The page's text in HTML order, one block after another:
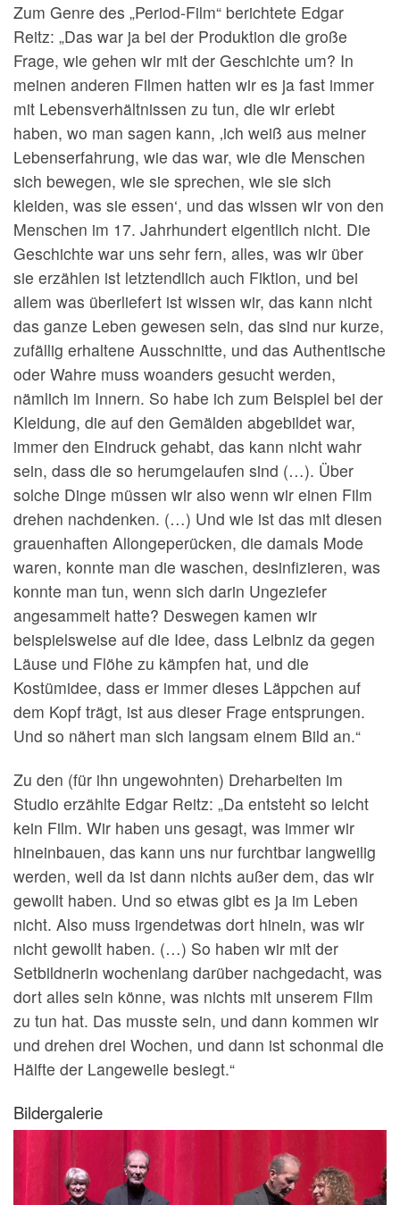
Zum Genre des „Period-Film“ berichtete Edgar
Reitz: „Das war ja bei der Produktion die große
Frage, wie gehen wir mit der Geschichte um? In
meinen anderen Filmen hatten wir es ja fast immer
mit Lebensverhältnissen zu tun, die wir erlebt
haben, wo man sagen kann, ‚ich weiß aus meiner
Lebenserfahrung, wie das war, wie die Menschen
sich bewegen, wie sie sprechen, wie sie sich
kleiden, was sie essen‘, und das wissen wir von den
Menschen im 17. Jahrhundert eigentlich nicht. Die
Geschichte war uns sehr fern, alles, was wir über
sie erzählen ist letztendlich auch Fiktion, und bei
allem was überliefert ist wissen wir, das kann nicht
das ganze Leben gewesen sein, das sind nur kurze,
zufällig erhaltene Ausschnitte, und das Authentische
oder Wahre muss woanders gesucht werden,
nämlich im Innern. So habe ich zum Beispiel bei der
Kleidung, die auf den Gemälden abgebildet war,
immer den Eindruck gehabt, das kann nicht wahr
sein, dass die so herumgelaufen sind (…). Über
solche Dinge müssen wir also wenn wir einen Film
drehen nachdenken. (…) Und wie ist das mit diesen
grauenhaften Allongeperücken, die damals Mode
waren, konnte man die waschen, desinfizieren, was
konnte man tun, wenn sich darin Ungeziefer
angesammelt hatte? Deswegen kamen wir
beispielsweise auf die Idee, dass Leibniz da gegen
Läuse und Flöhe zu kämpfen hat, und die
Kostümidee, dass er immer dieses Läppchen auf
dem Kopf trägt, ist aus dieser Frage entsprungen.
Und so nähert man sich langsam einem Bild an.“
Zu den (für ihn ungewohnten) Dreharbeiten im
Studio erzählte Edgar Reitz: „Da entsteht so leicht
kein Film. Wir haben uns gesagt, was immer wir
hineinbauen, das kann uns nur furchtbar langweilig
werden, weil da ist dann nichts außer dem, das wir
gewollt haben. Und so etwas gibt es ja im Leben
nicht. Also muss irgendetwas dort hinein, was wir
nicht gewollt haben. (…) So haben wir mit der
Setbildnerin wochenlang darüber nachgedacht, was
dort alles sein könne, was nichts mit unserem Film
zu tun hat. Das musste sein, und dann kommen wir
und drehen drei Wochen, und dann ist schonmal die
Hälfte der Langeweile besiegt.“
Bildergalerie